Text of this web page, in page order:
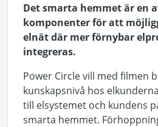
Det smarta hemmet är en
komponenter för att
elnät där mer förnybar
integreras.
Power Circle vill med filmen
kunskapsnivå hos
till elsystemet och kundens
smarta hemmet.